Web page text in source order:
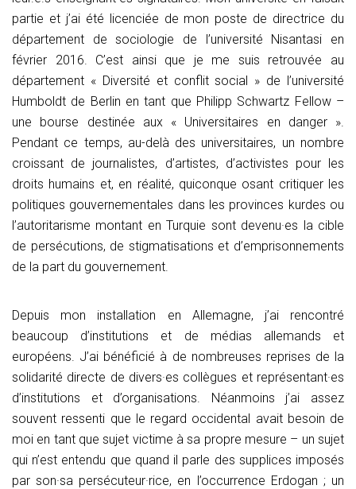
partie et j’ai été licenciée de mon poste de directrice du
département de sociologie de l’université Nisantasi en
février 2016. C’est ainsi que je me suis retrouvée au
département « Diversité et conflit social » de l’université
Humboldt de Berlin en tant que Philipp Schwartz Fellow –
une bourse destinée aux « Universitaires en danger ».
Pendant ce temps, au-delà des universitaires, un nombre
croissant de journalistes, d’artistes, d’activistes pour les
droits humains et, en réalité, quiconque osant critiquer les
politiques gouvernementales dans les provinces kurdes ou
l’autoritarisme montant en Turquie sont devenu·es la cible
de persécutions, de stigmatisations et d’emprisonnements
de la part du gouvernement.
Depuis mon installation en Allemagne, j’ai rencontré
beaucoup d’institutions et de médias allemands et
européens. J’ai bénéficié à de nombreuses reprises de la
solidarité directe de divers·es collègues et représentant·es
d’institutions et d’organisations. Néanmoins j’ai assez
souvent ressenti que le regard occidental avait besoin de
moi en tant que sujet victime à sa propre mesure – un sujet
qui n’est entendu que quand il parle des supplices imposés
par son·sa persécuteur·rice, en l’occurrence Erdogan ; un